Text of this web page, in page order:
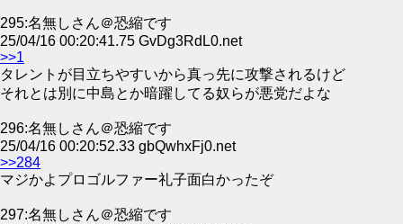
295:名無しさん＠恐縮です
25/04/16 00:20:41.75 GvDg3RdL0.net
>>1
タレントが目立ちやすいから真っ先に攻撃されるけど
それとは別に中島とか暗躍してる奴らが悪党だよな
296:名無しさん＠恐縮です
25/04/16 00:20:52.33 gbQwhxFj0.net
>>284
マジかよプロゴルファー礼子面白かったぞ
297:名無しさん＠恐縮です